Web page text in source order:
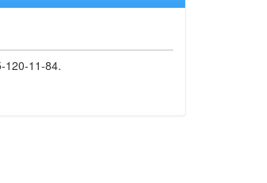
120-11-84.